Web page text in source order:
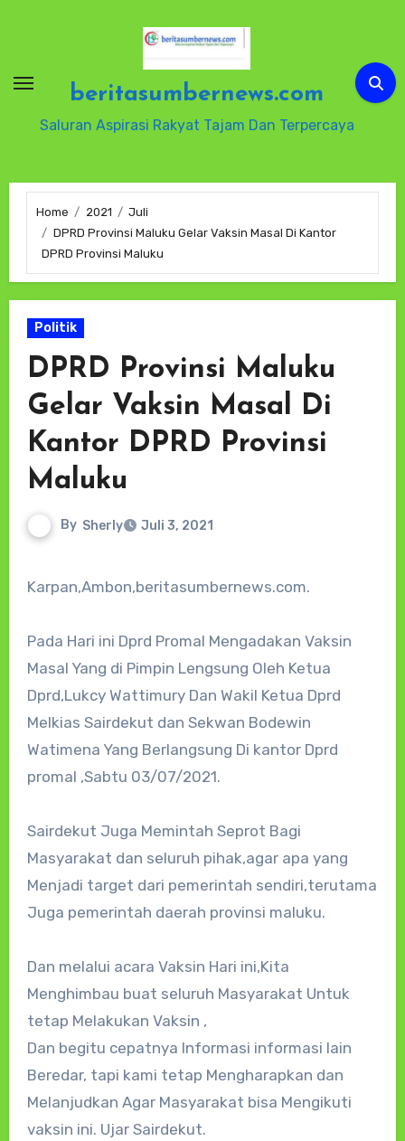
beritasumbernews.com
Saluran Aspirasi Rakyat Tajam Dan Terpercaya
Home 2021
Juli
DPRD Provinsi Maluku Gelar Vaksin Masal Di Kantor
DPRD Provinsi Maluku
Politik
DPRD Provinsi Maluku
Gelar Vaksin Masal Di
Kantor DPRD Provinsi
Maluku
By Sherly Juli 3, 2021
Karpan,Ambon,beritasumbernews.com.
Pada Hari ini Dprd Promal Mengadakan Vaksin
Masal Yang di Pimpin Lengsung Oleh Ketua
Dprd,Lukcy Wattimury Dan Wakil Ketua Dprd
Melkias Sairdekut dan Sekwan Bodewin
Watimena Yang Berlangsung Di kantor Dprd
promal ,Sabtu 03/07/2021.
Sairdekut Juga Memintah Seprot Bagi
Masyarakat dan seluruh pihak,agar apa yang
Menjadi target dari pemerintah sendiri,terutama
Juga pemerintah daerah provinsi maluku.
Dan melalui acara Vaksin Hari ini,Kita
Menghimbau buat seluruh Masyarakat Untuk
tetap Melakukan Vaksin ,
Dan begitu cepatnya Informasi informasi lain
Beredar, tapi kami tetap Mengharapkan dan
Melanjudkan Agar Masyarakat bisa Mengikuti
vaksin ini. Ujar Sairdekut.